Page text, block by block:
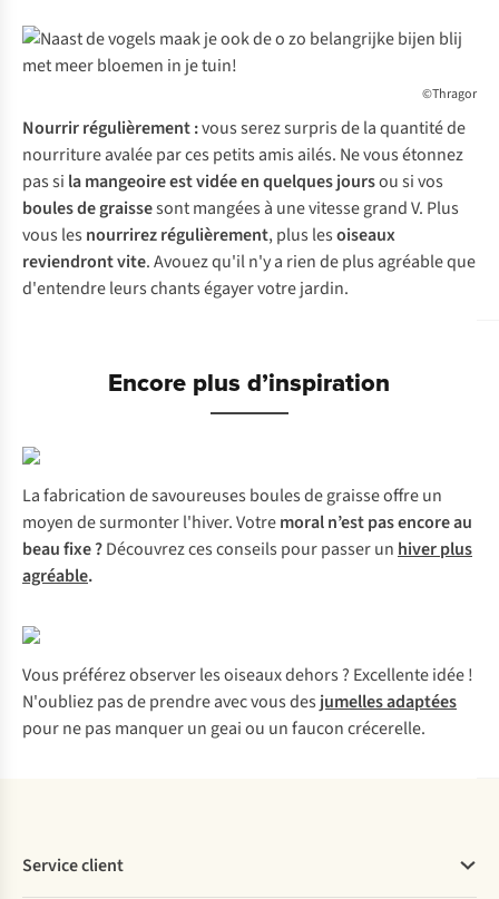
©Thragor
Nourrir régulièrement :vous serez surpris de la quantité de
nourriture avalée par ces petits amis ailés. Ne vous étonnez
pas si la mangeoire est vidée en quelques joursou si vos
boules de graissesont mangées à une vitesse grand V. Plus
vous les nourrirez régulièrement, plus lesoiseaux
reviendront vite. Avouez qu'il n'y a rien de plus agréable que
d'entendre leurs chants égayer votre jardin.
Encore plus d’inspiration
La fabrication de savoureuses boules de graisse offre un
moyen de surmonter l'hiver. Votremoral n’est pas encore au
beau fixe ?Découvrez ces conseils pour passer un hiver plus
agréable.
Vous préférez observer les oiseaux dehors ? Excellente idée !
N'oubliez pas de prendre avec vous des jumelles adaptées
pour ne pas manquer un geai ou un faucon crécerelle.
Service client